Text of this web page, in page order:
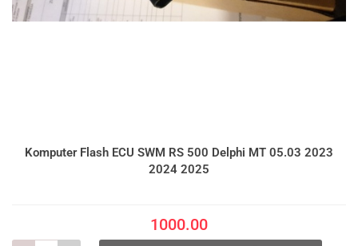
Komputer Flash ECU SWM RS 500 Delphi MT 05.03 2023
2024 2025
1000.00